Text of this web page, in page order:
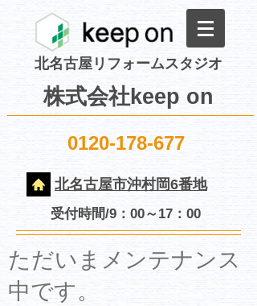
北名古屋リフォームスタジオ
株式会社keep on
0120-178-677
北名古屋市沖村岡6番地
受付時間/9：00～17：00
​ただいまメンテナンス
中です。